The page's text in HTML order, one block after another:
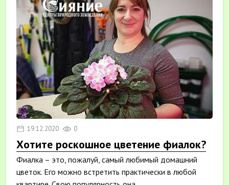
19.12.2020 0
Хотите роскошное цветение фиалок?
Фиалка – это, пожалуй, самый любимый домашний
цветок. Его можно встретить практически в любой